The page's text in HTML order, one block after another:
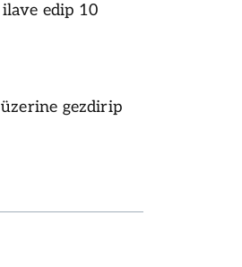
ilave edip 10
üzerine gezdirip